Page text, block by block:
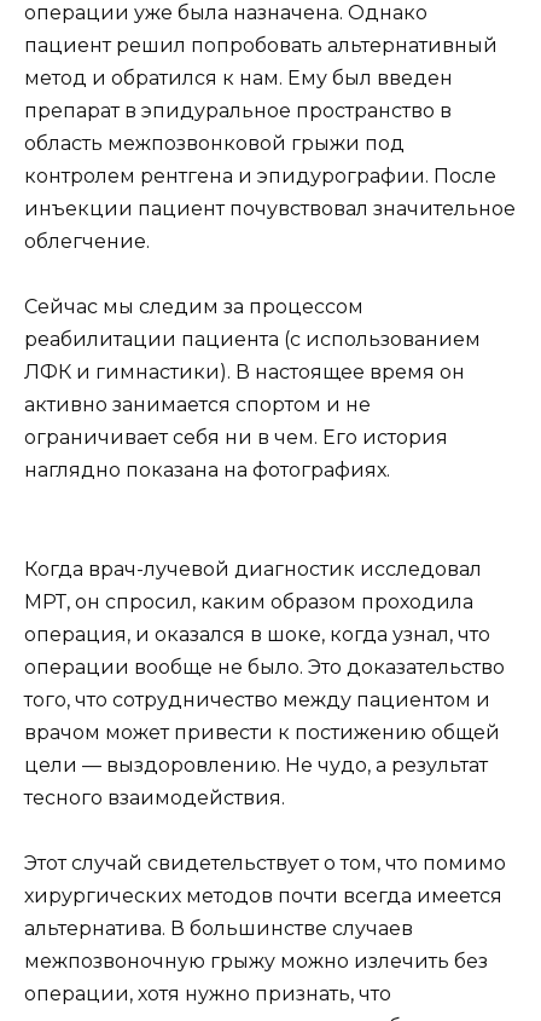
операции уже была назначена. Однако
пациент решил попробовать альтернативный
метод и обратился к нам. Ему был введен
препарат в эпидуральное пространство в
область межпозвонковой грыжи под
контролем рентгена и эпидурографии. После
инъекции пациент почувствовал значительное
облегчение.
Сейчас мы следим за процессом
реабилитации пациента (с использованием
ЛФК и гимнастики). В настоящее время он
активно занимается спортом и не
ограничивает себя ни в чем. Его история
наглядно показана на фотографиях.
Когда врач-лучевой диагностик исследовал
МРТ, он спросил, каким образом проходила
операция, и оказался в шоке, когда узнал, что
операции вообще не было. Это доказательство
того, что сотрудничество между пациентом и
врачом может привести к постижению общей
цели — выздоровлению. Не чудо, а результат
тесного взаимодействия.
Этот случай свидетельствует о том, что помимо
хирургических методов почти всегда имеется
альтернатива. В большинстве случаев
межпозвоночную грыжу можно излечить без
операции, хотя нужно признать, что